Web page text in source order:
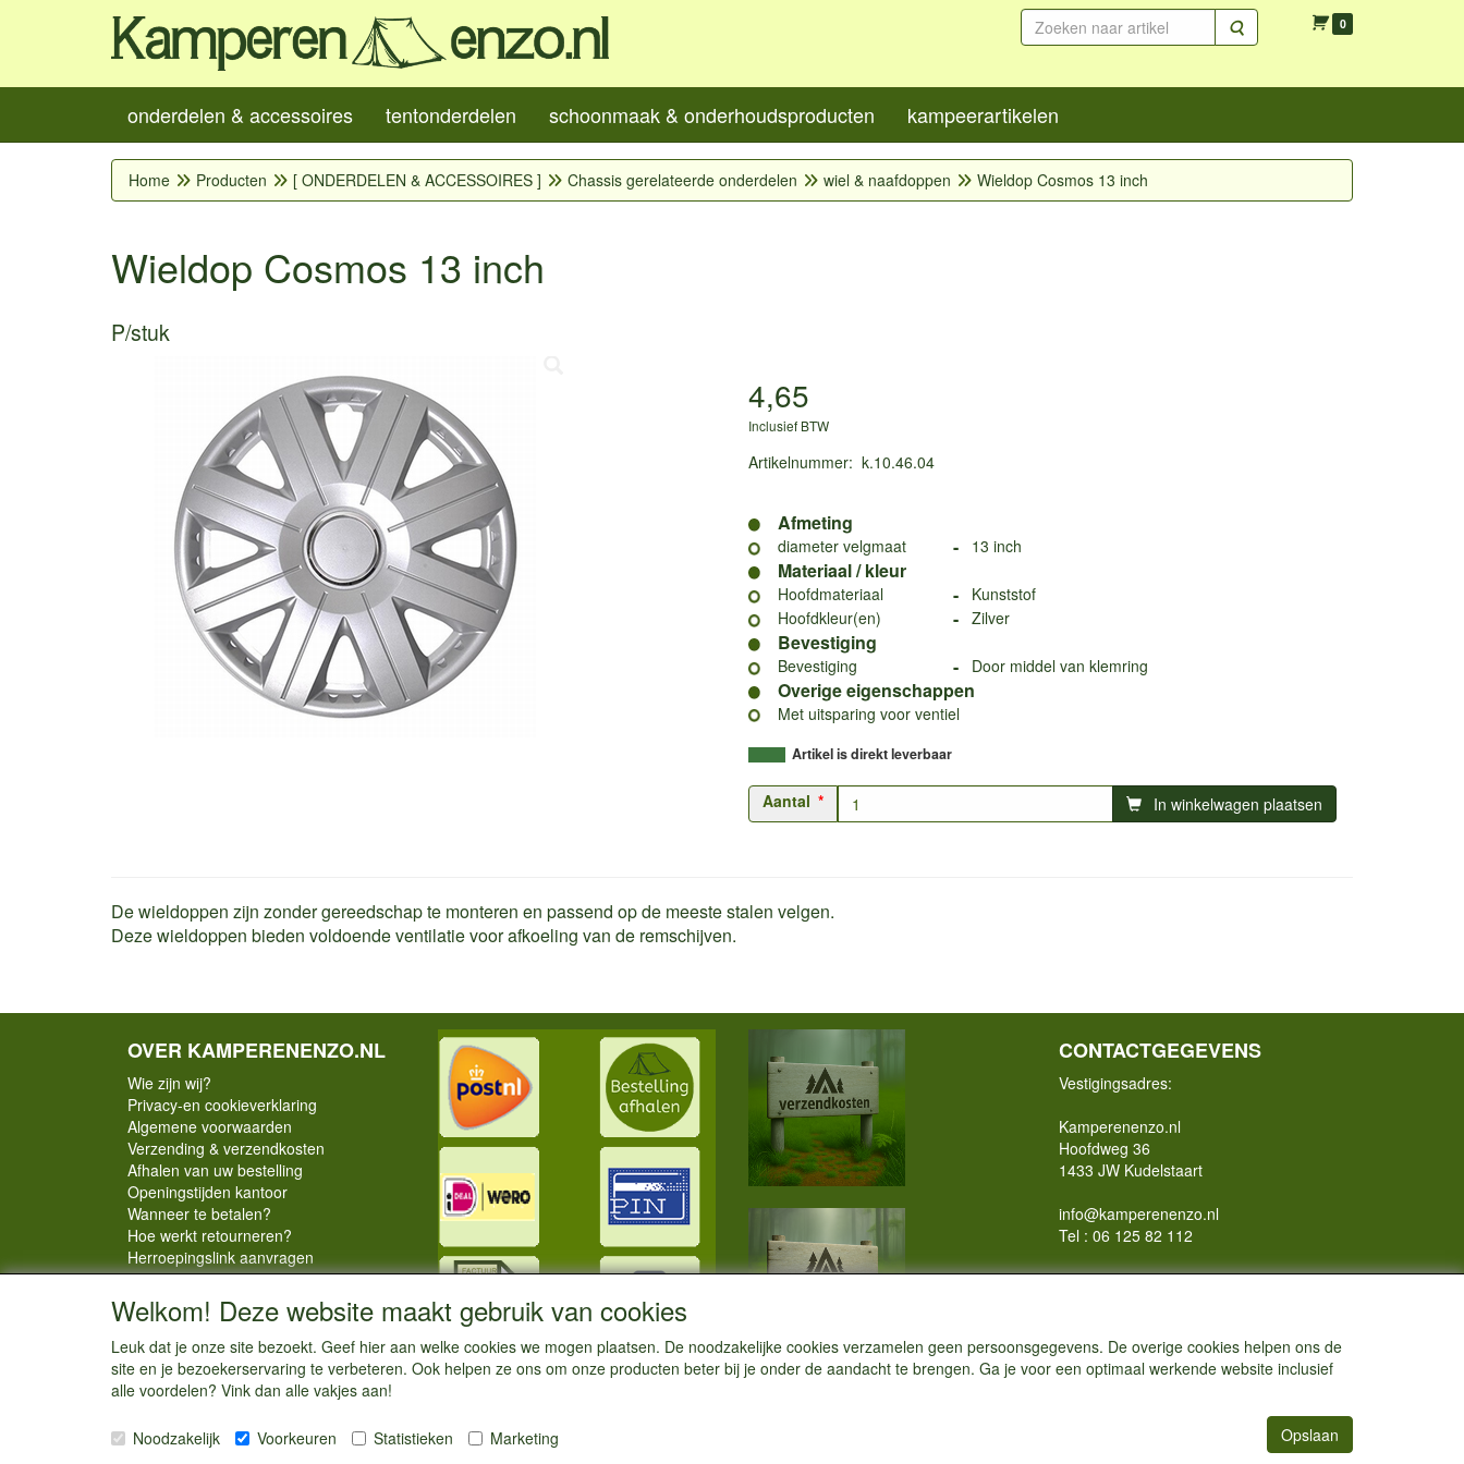
Zoeken 0
onderdelen & accessoires tentonderdelen schoonmaak & onderhoudsproducten kampeerartikelen
Home Producten [ ONDERDELEN & ACCESSOIRES ] Chassis gerelateerde onderdelen wiel & naafdoppen Wieldop Cosmos 13 inch
Wieldop Cosmos 13 inch
P/stuk
4,65
Inclusief BTW
Artikelnummer: k.10.46.04
Afmeting
diameter velgmaat - 13 inch
Materiaal / kleur
Hoofdmateriaal -
Kunststof
Hoofdkleur(en)
- Zilver
Bevestiging
Bevestiging - Door middel van klemring
Overige eigenschappen
Met uitsparing voor ventiel
Artikel is direkt leverbaar
Aantal In winkelwagen plaatsen
De wieldoppen zijn zonder gereedschap te monteren en passend op de meeste stalen velgen.
Deze wieldoppen bieden voldoende ventilatie voor afkoeling van de remschijven.
OVER KAMPERENENZO.NL
Wie zijn wij?
Privacy-en cookieverklaring
Algemene voorwaarden
Verzending & verzendkosten
Afhalen van uw bestelling
Openingstijden kantoor
Wanneer te betalen?
Hoe werkt retourneren?
Herroepingslink aanvragen
CONTACTGEGEVENS
Vestigingsadres:
Kamperenenzo.nl
Hoofdweg 36
1433 JW Kudelstaart
info@kamperenenzo.nl
Tel : 06 125 82 112
Handelend onder
Welkom! Deze website maakt gebruik van cookies
Leuk dat je onze site bezoekt. Geef hier aan welke cookies we mogen plaatsen. De noodzakelijke cookies verzamelen geen persoonsgegevens. De overige cookies helpen ons de
site en je bezoekerservaring te verbeteren. Ook helpen ze ons om onze producten beter bij je onder de aandacht te brengen. Ga je voor een optimaal werkende website inclusief
alle voordelen? Vink dan alle vakjes aan!
Noodzakelijk Voorkeuren Statistieken Marketing Opslaan